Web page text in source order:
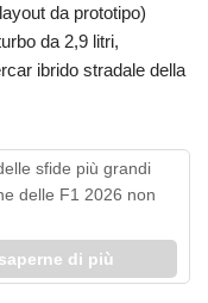
da prototipo)
da 2,9 litri,
ibrido stradale della
sfide più grandi
delle F1 2026 non
di più